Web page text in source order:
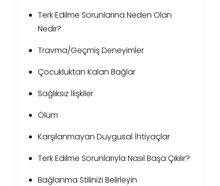
Terk Edilme Sorunlarına Neden Olan
Nedir?
Travma/Geçmiş Deneyimler
Çocukluktan Kalan Bağlar
Sağlıksız İlişkiler
Ölüm
Karşılanmayan Duygusal İhtiyaçlar
Terk Edilme Sorunlarıyla Nasıl Başa Çıkılır?
Bağlanma Stilinizi Belirleyin